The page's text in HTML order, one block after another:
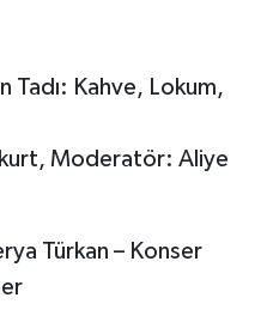
Tadı: Kahve, Lokum,
Moderatör: Aliye
Türkan – Konser